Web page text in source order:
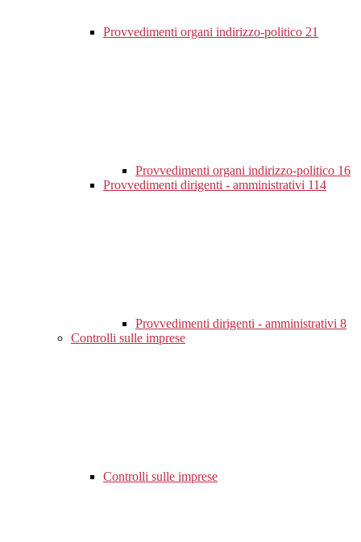
Provvedimenti organi indirizzo-politico 21
Provvedimenti organi indirizzo-politico 16
Provvedimenti dirigenti - amministrativi 114
Provvedimenti dirigenti - amministrativi 8
Controlli sulle imprese
Controlli sulle imprese